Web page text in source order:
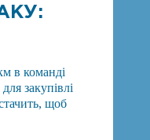
в команді
закупівлі
щоб